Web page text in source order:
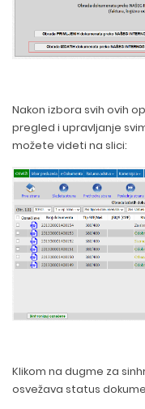
Nakon izbora svih ovih
pregled i upravljanje
možete videti na slici:
Klikom na dugme za
osvežava status